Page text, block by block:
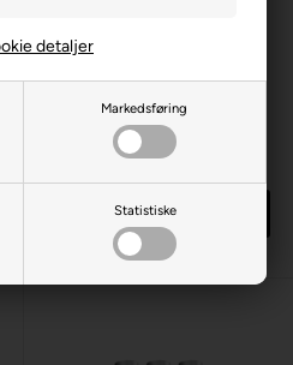
Markedsføring
Statistiske
detaljer
Aluminium (rød)
Laveste stykpris: 8,00 DKK
10,00 DKK
69 sæt
på lager